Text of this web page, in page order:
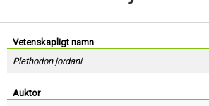
Vetenskapligt namn
Plethodon jordani
Auktor
Lösenord: